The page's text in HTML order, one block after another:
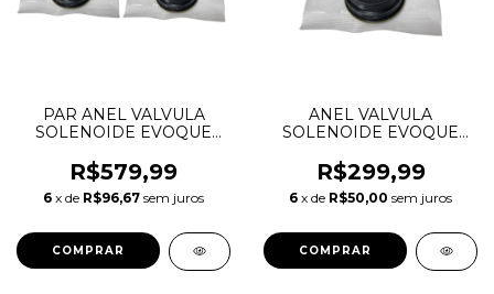
PAR ANEL VALVULA
SOLENOIDE EVOQUE
DISCOVERY SPORT XC60
LR070359 LR024972
JDE27461 JDE38065
R$579,99
6 x de R$96,67 sem juros
ANEL VALVULA
SOLENOIDE EVOQUE
DISCOVERY SPORT XC60
LR070359 LR024972
JDE27461 JDE38065
R$299,99
6 x de R$50,00 sem juros